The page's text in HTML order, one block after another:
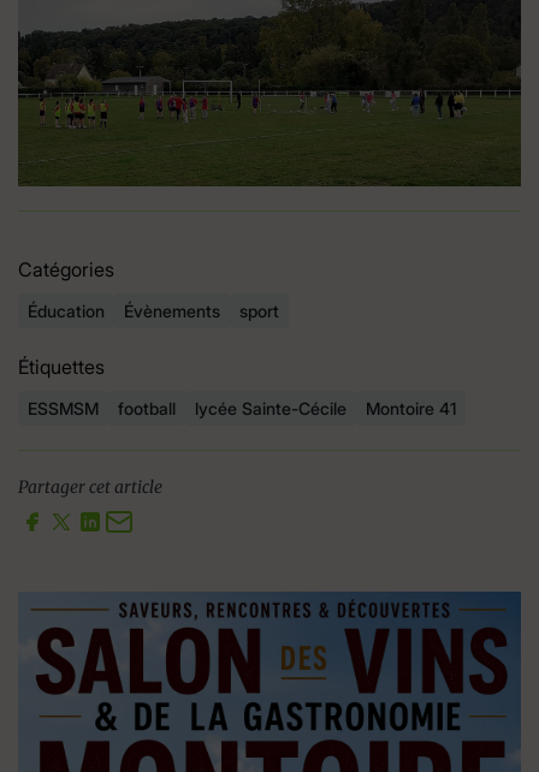
Catégories
Éducation Évènements sport
Étiquettes
ESSMSM football lycée Sainte-Cécile Montoire 41
Partager cet article